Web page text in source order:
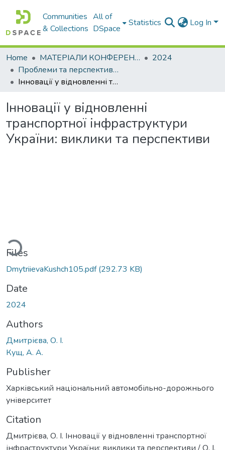
Communities
& Collections
All of
DSpace
Statistics Log In
Home МАТЕРІАЛИ КОНФЕРЕНЦІЙ
2024
Проблеми та перспективи розвитку підприємництва
Інновації у відновленні транспортної інфраструктури України: виклики та перспективи
Інновації у відновленні
транспортної інфраструктури
України: виклики та перспективи
Files
DmytriievaKushch105.pdf(292.73 KB)
Date
2024
Authors
Дмитрієва, О. І.
Кущ, А. А.
Publisher
Харківський національний автомобільно-дорожнього
університет
Citation
Дмитрієва, О. І. Інновації у відновленні транспортної